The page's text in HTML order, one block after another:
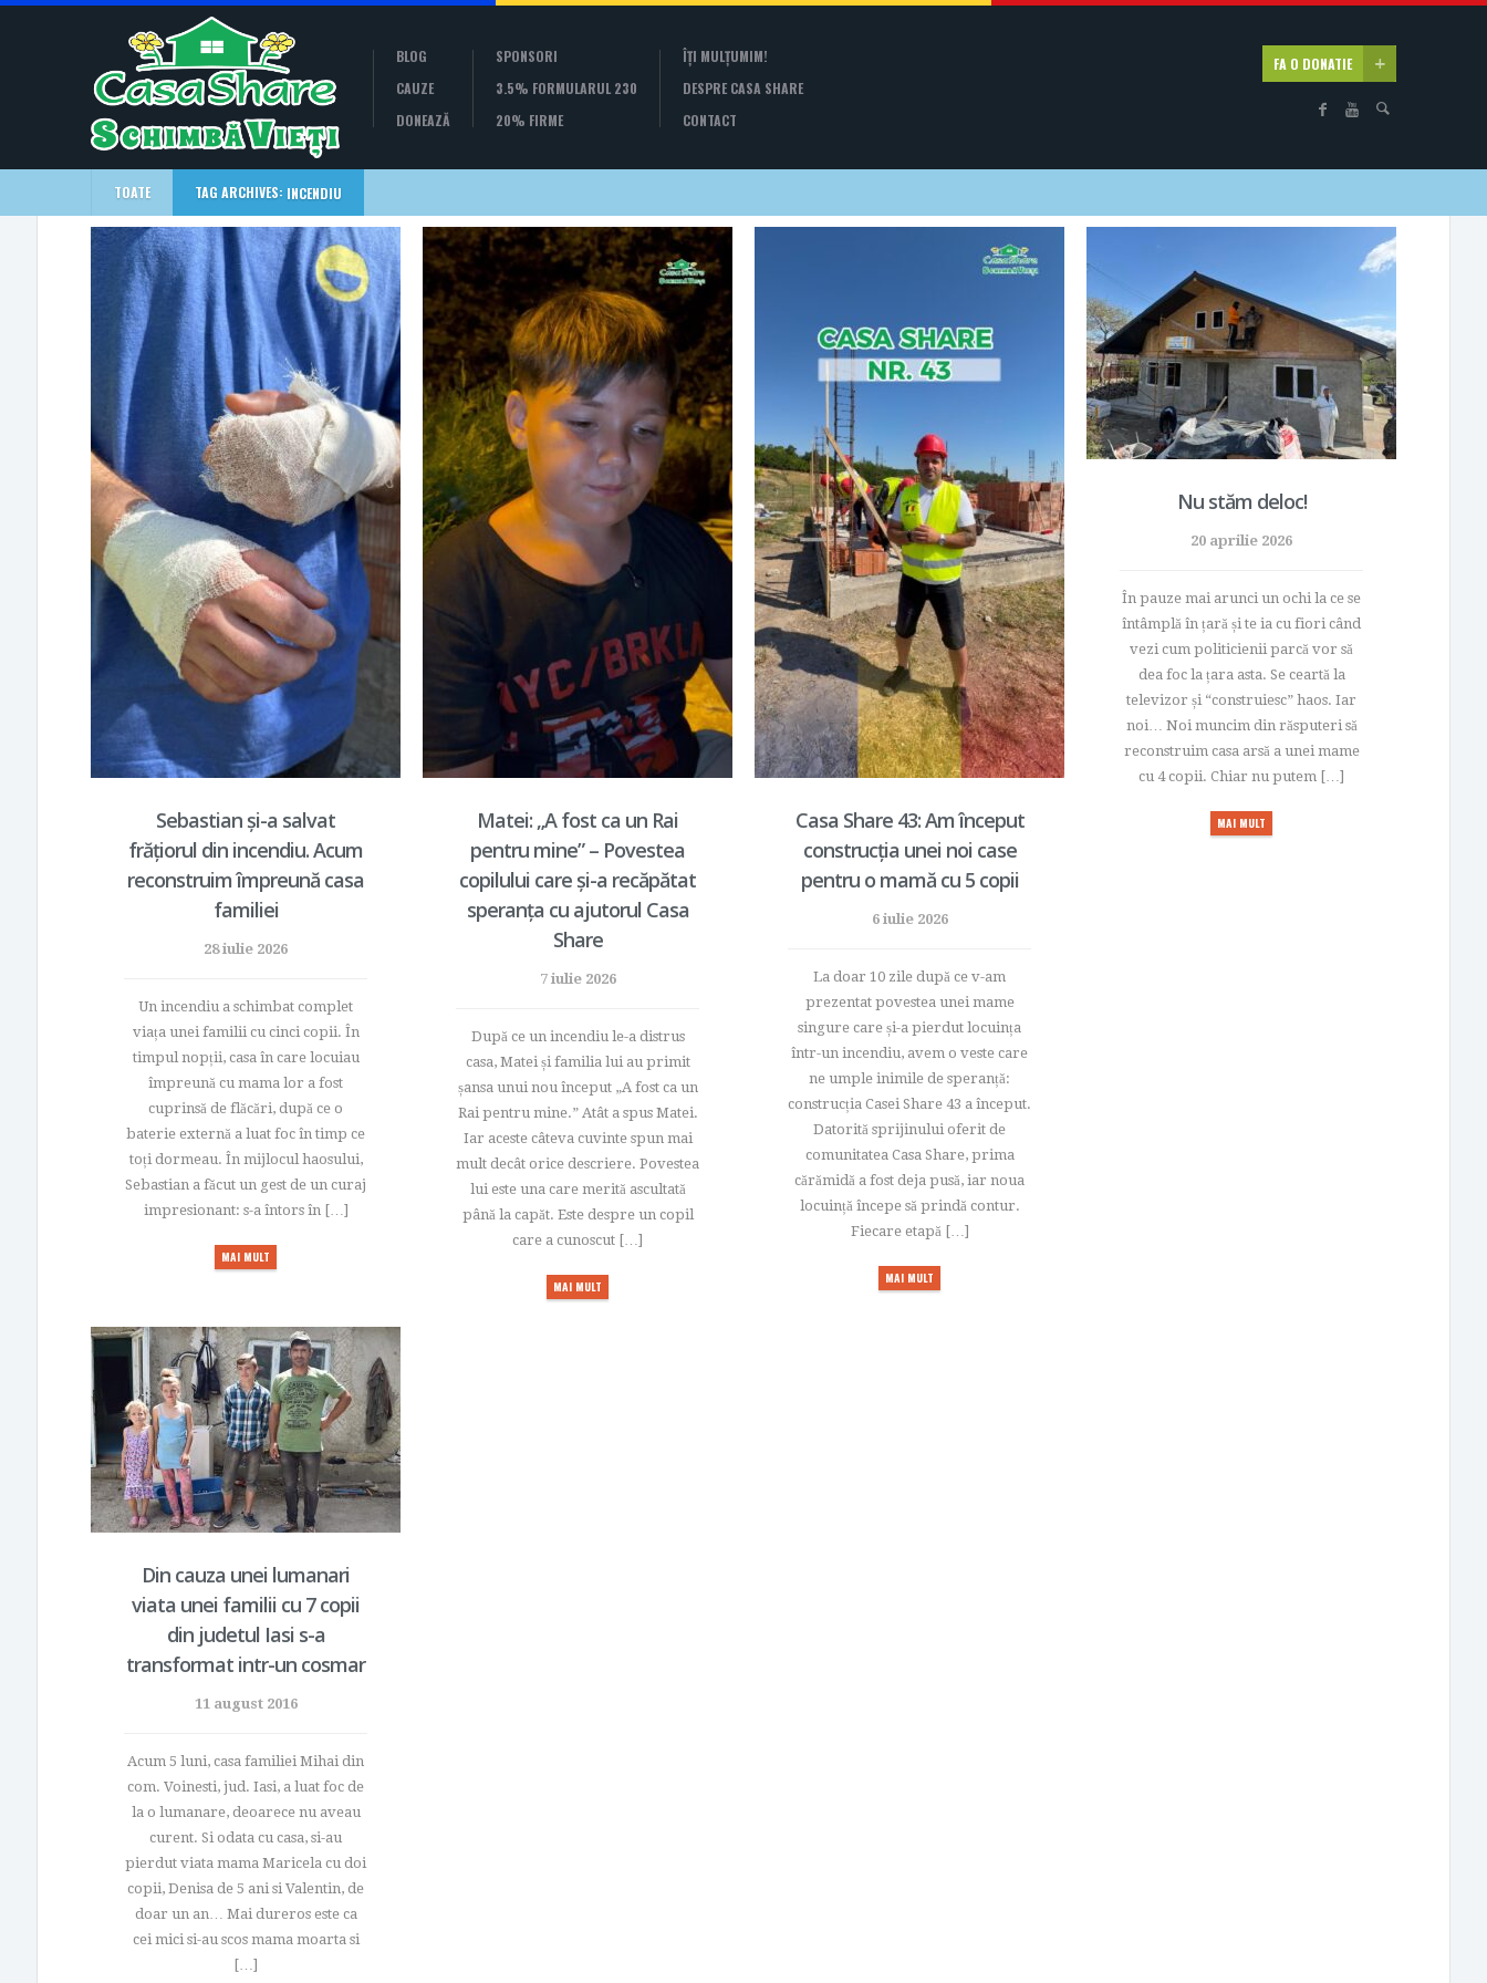
BLOG
CAUZE
DONEAZĂ
SPONSORI
3.5% FORMULARUL 230
20% FIRME
ÎȚI MULȚUMIM!
DESPRE CASA SHARE
CONTACT
FA O DONATIE
TOATE TAG ARCHIVES: INCENDIU
Sebastian și-a salvat
frățiorul din incendiu. Acum
reconstruim împreună casa
familiei
28 iulie 2026
Un incendiu a schimbat complet
viața unei familii cu cinci copii. În
timpul nopții, casa în care locuiau
împreună cu mama lor a fost
cuprinsă de flăcări, după ce o
baterie externă a luat foc în timp ce
toți dormeau. În mijlocul haosului,
Sebastian a făcut un gest de un curaj
impresionant: s-a întors în […]
MAI MULT
Matei: „A fost ca un Rai
pentru mine” – Povestea
copilului care și-a recăpătat
speranța cu ajutorul Casa
Share
7 iulie 2026
După ce un incendiu le-a distrus
casa, Matei și familia lui au primit
șansa unui nou început „A fost ca un
Rai pentru mine.” Atât a spus Matei.
Iar aceste câteva cuvinte spun mai
mult decât orice descriere. Povestea
lui este una care merită ascultată
până la capăt. Este despre un copil
care a cunoscut […]
MAI MULT
Casa Share 43: Am început
construcția unei noi case
pentru o mamă cu 5 copii
6 iulie 2026
La doar 10 zile după ce v-am
prezentat povestea unei mame
singure care și-a pierdut locuința
într-un incendiu, avem o veste care
ne umple inimile de speranță:
construcția Casei Share 43 a început.
Datorită sprijinului oferit de
comunitatea Casa Share, prima
cărămidă a fost deja pusă, iar noua
locuință începe să prindă contur.
Fiecare etapă […]
MAI MULT
Nu stăm deloc!
20 aprilie 2026
În pauze mai arunci un ochi la ce se
întâmplă în țară și te ia cu fiori când
vezi cum politicienii parcă vor să
dea foc la țara asta. Se ceartă la
televizor și “construiesc” haos. Iar
noi… Noi muncim din răsputeri să
reconstruim casa arsă a unei mame
cu 4 copii. Chiar nu putem […]
MAI MULT
Din cauza unei lumanari
viata unei familii cu 7 copii
din judetul Iasi s-a
transformat intr-un cosmar
11 august 2016
Acum 5 luni, casa familiei Mihai din
com. Voinesti, jud. Iasi, a luat foc de
la o lumanare, deoarece nu aveau
curent. Si odata cu casa, si-au
pierdut viata mama Maricela cu doi
copii, Denisa de 5 ani si Valentin, de
doar un an… Mai dureros este ca
cei mici si-au scos mama moarta si
[…]